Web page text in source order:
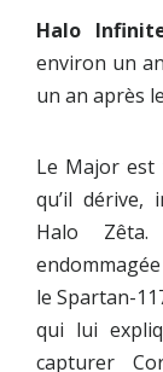
Halo
environ un
un an après
Le Major est
qu’il dérive,
Halo Zêta.
le Spartan-
qui lui
capturer